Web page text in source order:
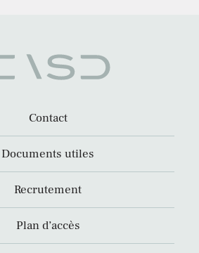
Contact
Documents utiles
Recrutement
Plan d’accès